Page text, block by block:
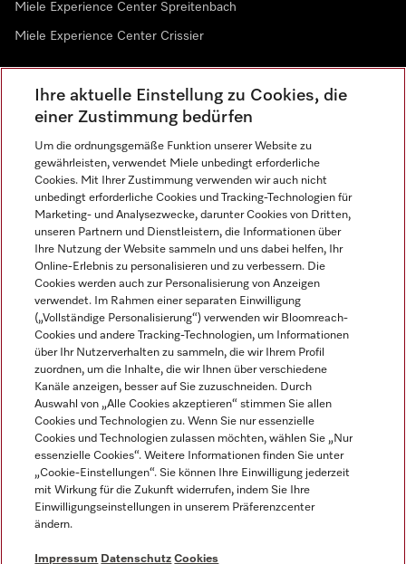
Miele Experience Center Spreitenbach
Miele Experience Center Crissier
Newsletter
Sprache
DEUTSCH
Impressum
Datenschutz
Miele auf YoutubeMiele auf Instagram
Miele auf Facebook
Miele auf LinkedInMiele auf LinkedIn
Ihre aktuelle Einstellung zu Cookies, die
einer Zustimmung bedürfen
Um die ordnungsgemäße Funktion unserer Website zu
gewährleisten, verwendet Miele unbedingt erforderliche
Cookies. Mit Ihrer Zustimmung verwenden wir auch nicht
unbedingt erforderliche Cookies und Tracking-Technologien für
Marketing- und Analysezwecke, darunter Cookies von Dritten,
unseren Partnern und Dienstleistern, die Informationen über
Ihre Nutzung der Website sammeln und uns dabei helfen, Ihr
Online-Erlebnis zu personalisieren und zu verbessern. Die
Cookies werden auch zur Personalisierung von Anzeigen
verwendet. Im Rahmen einer separaten Einwilligung
(„Vollständige Personalisierung“) verwenden wir Bloomreach-
Cookies und andere Tracking-Technologien, um Informationen
über Ihr Nutzerverhalten zu sammeln, die wir Ihrem Profil
zuordnen, um die Inhalte, die wir Ihnen über verschiedene
Kanäle anzeigen, besser auf Sie zuzuschneiden. Durch
Auswahl von „Alle Cookies akzeptieren“ stimmen Sie allen
Cookies und Technologien zu. Wenn Sie nur essenzielle
Cookies und Technologien zulassen möchten, wählen Sie „Nur
essenzielle Cookies“. Weitere Informationen finden Sie unter
„Cookie-Einstellungen“. Sie können Ihre Einwilligung jederzeit
mit Wirkung für die Zukunft widerrufen, indem Sie Ihre
Einwilligungseinstellungen in unserem Präferenzcenter
ändern.
Impressum Datenschutz Cookies